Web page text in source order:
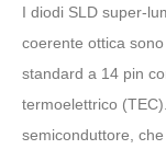
I diodi SLD super-
coerente ottica
standard a 14 pin
termoelettrico
semiconduttore,